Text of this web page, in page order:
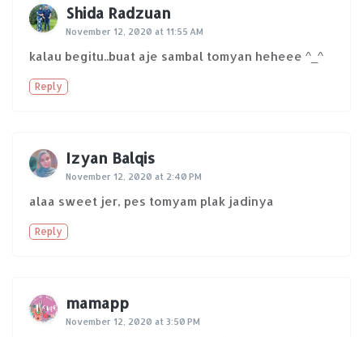
Shida Radzuan
November 12, 2020 at 11:55 AM
kalau begitu..buat aje sambal tomyan heheee ^_^
Reply
Izyan Balqis
November 12, 2020 at 2:40 PM
alaa sweet jer, pes tomyam plak jadinya
Reply
mamapp
November 12, 2020 at 3:50 PM